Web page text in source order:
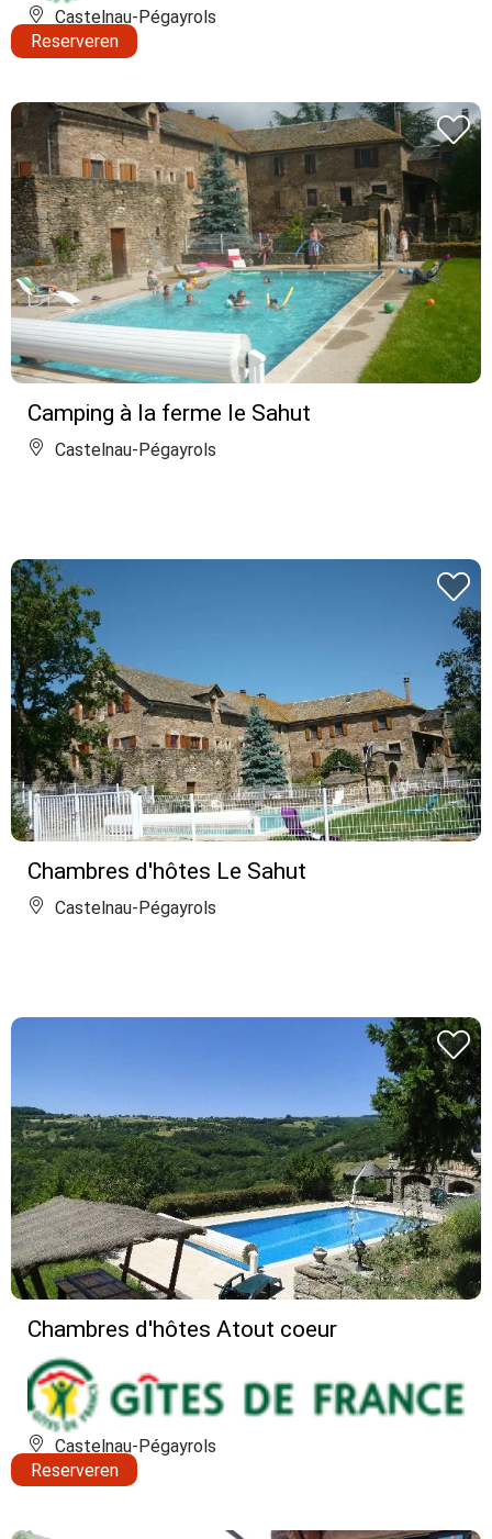
Castelnau-Pégayrols
Reserveren
Camping à la ferme le Sahut
Castelnau-Pégayrols
Chambres d'hôtes Le Sahut
Castelnau-Pégayrols
Chambres d'hôtes Atout coeur
Castelnau-Pégayrols
Reserveren